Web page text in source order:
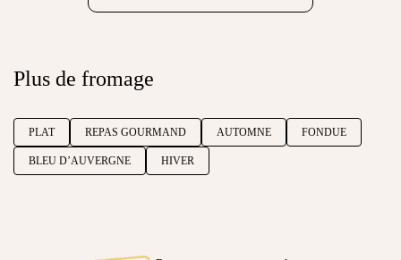
Plus de fromage
PLAT REPAS GOURMAND AUTOMNE FONDUE
BLEU D’AUVERGNE HIVER